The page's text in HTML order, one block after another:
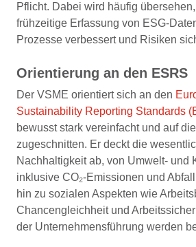
Pflicht. Dabei wird häufig
frühzeitige Erfassung von ESG-
Prozesse verbessert und Risiken
Orientierung an den ESRS
Der VSME orientiert sich an den
Sustainability Reporting Standards
bewusst stark vereinfacht und auf
zugeschnitten. Er deckt die
Nachhaltigkeit ab, von Umwelt- und
inklusive CO₂-Emissionen und
hin zu sozialen Aspekten wie
Chancengleichheit und
der Unternehmensführung werden